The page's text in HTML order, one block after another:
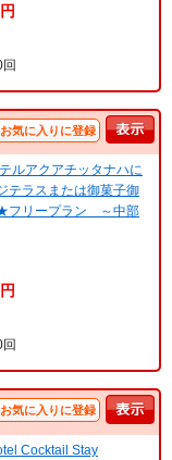
お気に入りに登録
ルアクアチッタナハに
ラスまたは御菓子御
フリープラン ～中部
お気に入りに登録
Cocktail Stay